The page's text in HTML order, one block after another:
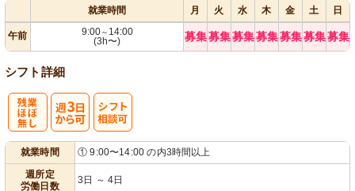
就業時間 月 火 水 木 金 土 日
午前 9:00～ 14:00
(3h〜)
募集募集募集募集募集募集募集
シフト詳細
就業時間
① 9:00〜14:00 の内3時間以上
週所定
労働日数
3日 ～ 4日